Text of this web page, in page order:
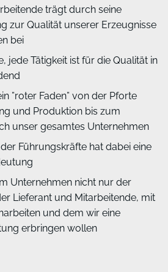
trägt durch seine
zur Qualität unserer Erzeugnisse
bei
jede Tätigkeit ist für die Qualität in
”roter Faden” von der Pforte
und Produktion bis zum
unser gesamtes Unternehmen
Führungskräfte hat dabei eine
Unternehmen nicht nur der
Lieferant und Mitarbeitende, mit
und dem wir eine
erbringen wollen